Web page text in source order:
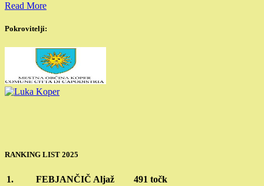
Read More
Pokrovitelji:
RANKING LIST 2025
1. FEBJANČIČ Aljaž
491 točk